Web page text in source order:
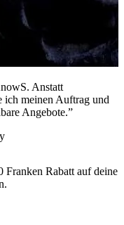
Anstatt
ich meinen Auftrag und
Angebote.”
Franken Rabatt auf deine
.